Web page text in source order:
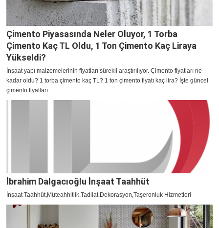
Çimento Piyasasında Neler Oluyor, 1 Torba
Çimento Kaç TL Oldu, 1 Ton Çimento Kaç Liraya
Yükseldi?
İnşaat yapı malzemelerinin fiyatları sürekli araştırılıyor. Çimento fiyatları ne
kadar oldu? 1 torba çimento kaç TL? 1 ton çimento fiyatı kaç lira? İşte güncel
çimento fiyatları...
İbrahim Dalgacıoğlu İnşaat Taahhüt
İnşaat Taahhüt,Müteahhitlik,Tadilat,Dekorasyon,Taşeronluk Hizmetleri